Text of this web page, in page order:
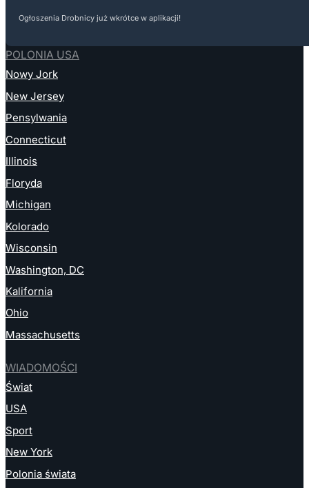
Ogłoszenia Drobnicy już wkrótce w aplikacji!
POLONIA USA
Nowy Jork
New Jersey
Pensylwania
Connecticut
Illinois
Floryda
Michigan
Kolorado
Wisconsin
Washington, DC
Kalifornia
Ohio
Massachusetts
WIADOMOŚCI
Świat
USA
Sport
New York
Polonia świata